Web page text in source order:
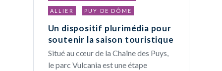
ALLIER PUY DE DÔME
Un dispositif plurimédia pour
soutenir la saison touristique
Situé au cœur de la Chaîne des Puys,
le parc Vulcania est une étape